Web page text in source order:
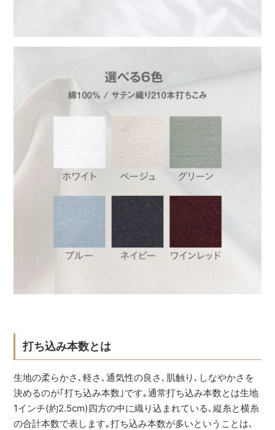
打ち込み本数とは
生地の柔らかさ､軽さ､通気性の良さ､肌触り､しなやかさを
決めるのが｢打ち込み本数｣です｡通常打ち込み本数とは生地
1インチ(約2.5cm)四方の中に織り込まれている､縦糸と横糸
の合計本数で表します｡打ち込み本数が多いということは､